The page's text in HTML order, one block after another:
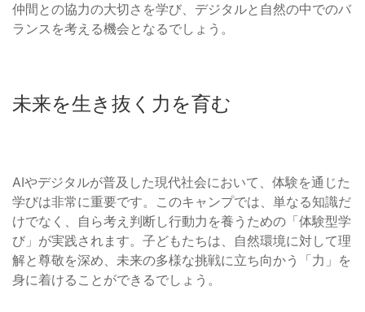
仲間との協力の大切さを学び、デジタルと自然の中でのバ
ランスを考える機会となるでしょう。
未来を生き抜く力を育む
AIやデジタルが普及した現代社会において、体験を通じた
学びは非常に重要です。このキャンプでは、単なる知識だ
けでなく、自ら考え判断し行動力を養うための「体験型学
び」が実践されます。子どもたちは、自然環境に対して理
解と尊敬を深め、未来の多様な挑戦に立ち向かう「力」を
身に着けることができるでしょう。